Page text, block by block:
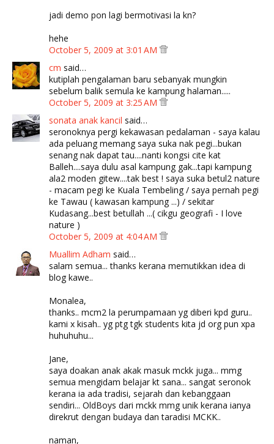
jadi demo pon lagi bermotivasi la kn?
hehe
October 5, 2009 at 3:01 AM
cm said…
kutiplah pengalaman baru sebanyak mungkin
sebelum balik semula ke kampung halaman.....
October 5, 2009 at 3:25 AM
sonata anak kancil said…
seronoknya pergi kekawasan pedalaman - saya kalau
ada peluang memang saya suka nak pegi...bukan
senang nak dapat tau....nanti kongsi cite kat
Balleh....saya dulu asal kampung gak...tapi kampung
ala2 moden gitew....tak best ! saya suka betul2 nature
- macam pegi ke Kuala Tembeling / saya pernah pegi
ke Tawau ( kawasan kampung ...) / sekitar
Kudasang...best betullah ...( cikgu geografi - I love
nature )
October 5, 2009 at 4:04 AM
Muallim Adham said…
salam semua... thanks kerana memutikkan idea di
blog kawe..
Monalea,
thanks.. mcm2 la perumpamaan yg diberi kpd guru..
kami x kisah.. yg ptg tgk students kita jd org pun xpa
huhuhuhu...
Jane,
saya doakan anak akak masuk mckk juga... mmg
semua mengidam belajar kt sana... sangat seronok
kerana ia ada tradisi, sejarah dan kebanggaan
sendiri... OldBoys dari mckk mmg unik kerana ianya
direkrut dengan budaya dan taradisi MCKK..
naman,